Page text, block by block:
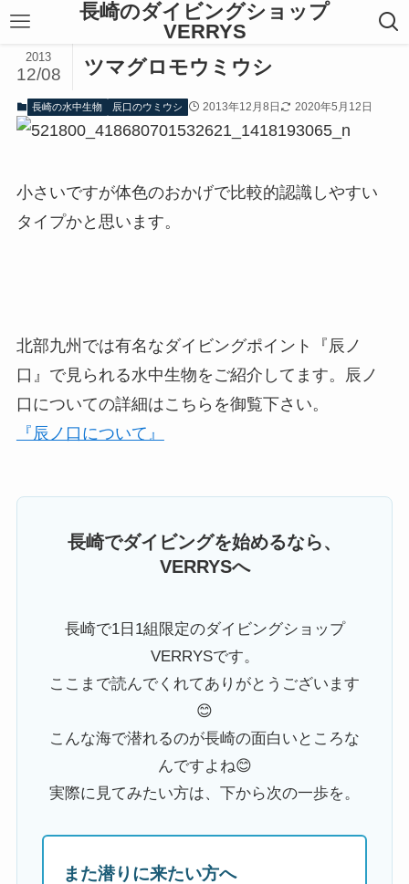
長崎のダイビングショップ
VERRYS
ツマグロモウミウシ
2013
12/08
長崎の水中生物 辰口のウミウシ 2013年12月8日 2020年5月12日
小さいですが体色のおかげで比較的認識しやすい
タイプかと思います。
北部九州では有名なダイビングポイント『辰ノ
口』で見られる水中生物をご紹介してます。辰ノ
口についての詳細はこちらを御覧下さい。
『辰ノ口について』
長崎でダイビングを始めるなら、
VERRYSへ
長崎で1日1組限定のダイビングショップ
VERRYSです。
ここまで読んでくれてありがとうございます
😊
こんな海で潜れるのが長崎の面白いところな
んですよね😊
実際に見てみたい方は、下から次の一歩を。
また潜りに来たい方へ